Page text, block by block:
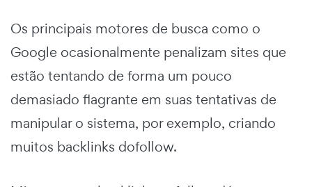
Os principais motores de busca como o
Google ocasionalmente penalizam sites que
estão tentando de forma um pouco
demasiado flagrante em suas tentativas de
manipular o sistema, por exemplo, criando
muitos backlinks dofollow.